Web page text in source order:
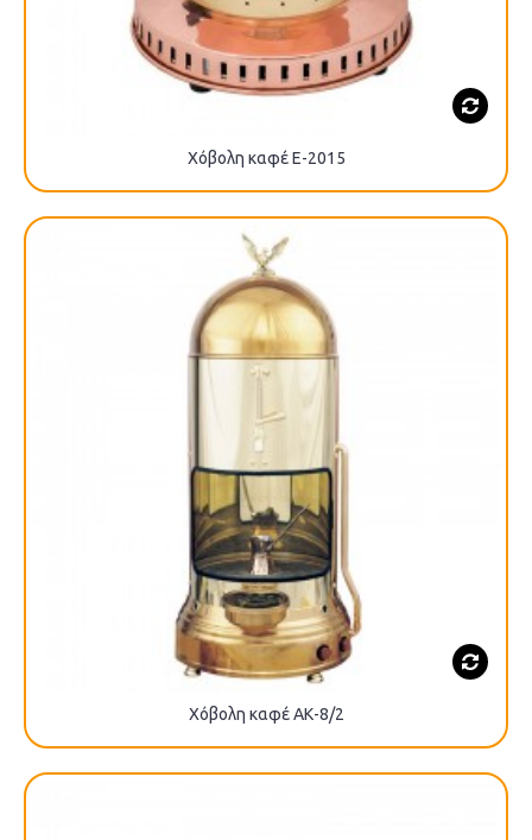
Χόβολη καφέ E-2015
Χόβολη καφέ ΑΚ-8/2